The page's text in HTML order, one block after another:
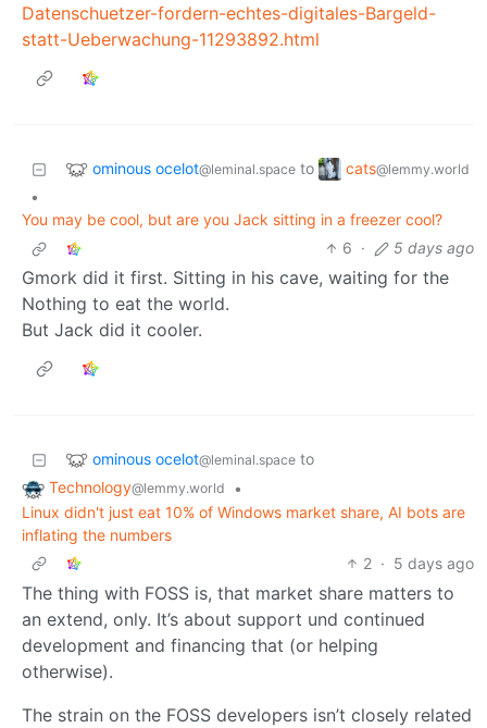
Datenschuetzer-fordern-echtes-digitales-Bargeld-
statt-Ueberwachung-11293892.html
ominous ocelot@leminal.space to cats@lemmy.world
•
You may be cool, but are you Jack sitting in a freezer cool?
6 · 5 days ago
Gmork did it first. Sitting in his cave, waiting for the
Nothing to eat the world.
But Jack did it cooler.
ominous ocelot@leminal.space to
Technology@lemmy.world
•
Linux didn't just eat 10% of Windows market share, AI bots are
inflating the numbers
2 · 5 days ago
The thing with FOSS is, that market share matters to
an extend, only. It’s about support und continued
development and financing that (or helping
otherwise).
The strain on the FOSS developers isn’t closely related